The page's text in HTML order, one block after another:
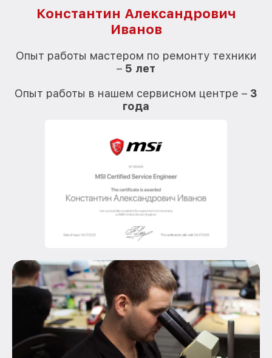
Константин Александрович
Иванов
Опыт работы мастером по ремонту техники
– 5 лет
Опыт работы в нашем сервисном центре – 3
года